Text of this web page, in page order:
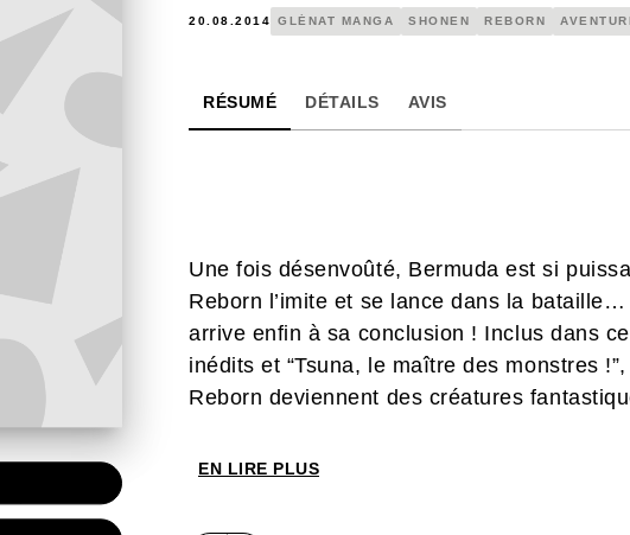
20.08.2014 GLÉNAT MANGA SHONEN REBORN
RÉSUMÉ DÉTAILS AVIS
Une fois désenvoûté, Bermuda est si
Reborn l’imite et se lance dans la
arrive enfin à sa conclusion ! Inclus dans
inédits et “Tsuna, le maître des monstres
Reborn deviennent des créatures
EN LIRE PLUS